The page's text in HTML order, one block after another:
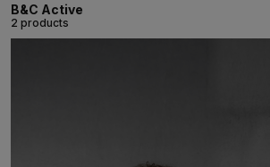
B&C Active
2 products